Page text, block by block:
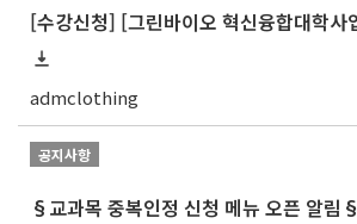
admclothing
공지사항
§교과목 중복인정 신청 메뉴 오픈 알림§